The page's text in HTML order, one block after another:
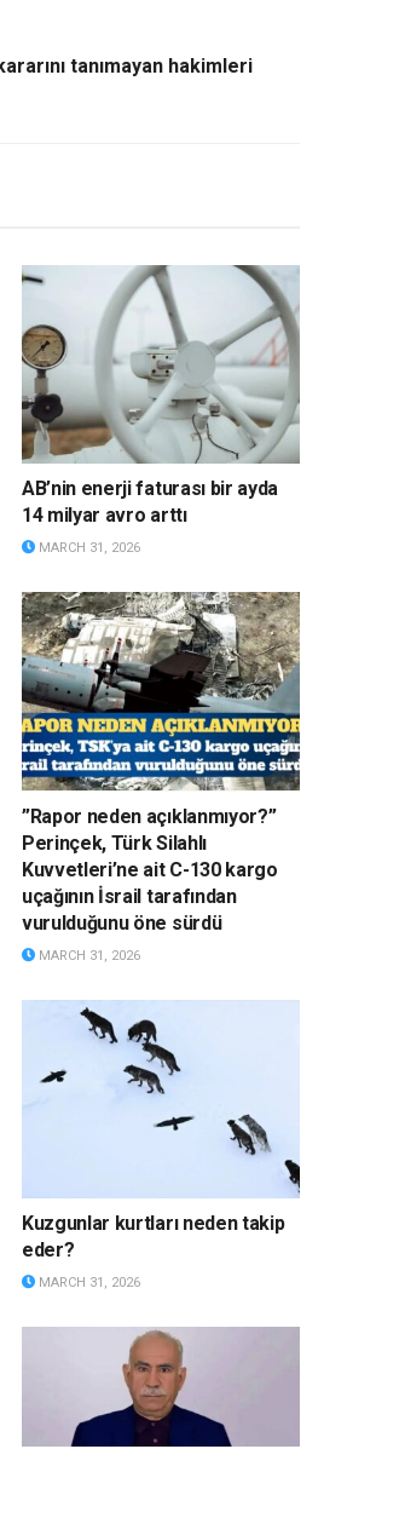
tanımayan hakimleri
AB’nin enerji faturası bir ayda
14 milyar avro arttı
MARCH 31, 2026
”Rapor neden açıklanmıyor?”
Perinçek, Türk Silahlı
Kuvvetleri’ne ait C-130 kargo
uçağının İsrail tarafından
vurulduğunu öne sürdü
MARCH 31, 2026
Kuzgunlar kurtları neden takip
eder?
MARCH 31, 2026